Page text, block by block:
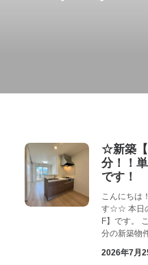
☆新築
分！！
です！
こんにちは
す☆☆ 本日
F】です。
分の新築物
2026年7月